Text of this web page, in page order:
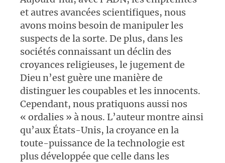
et autres avancées scientifiques, nous
avons moins besoin de manipuler les
suspects de la sorte. De plus, dans les
sociétés connaissant un déclin des
croyances religieuses, le jugement de
Dieu n’est guère une manière de
distinguer les coupables et les innocents.
Cependant, nous pratiquons aussi nos
« ordalies » à nous. L’auteur montre ainsi
qu’aux États-Unis, la croyance en la
toute-puissance de la technologie est
plus développée que celle dans les